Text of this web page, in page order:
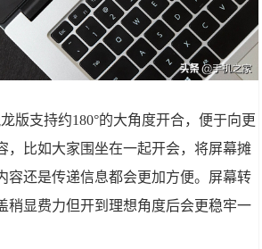
版支持约180°的大角度开合，便于向更
，比如大家围坐在一起开会，将屏幕摊
容还是传递信息都会更加方便。屏幕转
稍显费力但开到理想角度后会更稳牢一